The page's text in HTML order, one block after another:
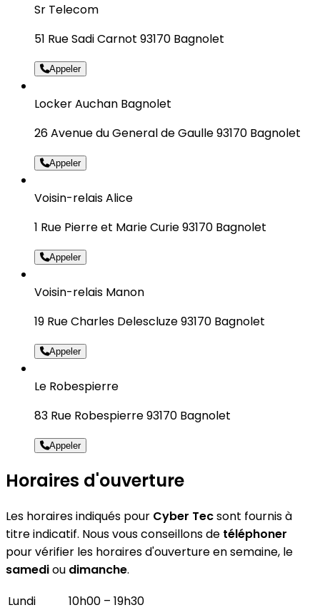
Sr Telecom
51 Rue Sadi Carnot 93170 Bagnolet
Appeler
Locker Auchan Bagnolet
26 Avenue du General de Gaulle 93170 Bagnolet
Appeler
Voisin-relais Alice
1 Rue Pierre et Marie Curie 93170 Bagnolet
Appeler
Voisin-relais Manon
19 Rue Charles Delescluze 93170 Bagnolet
Appeler
Le Robespierre
83 Rue Robespierre 93170 Bagnolet
Appeler
Horaires d'ouverture
Les horaires indiqués pour Cyber Tecsont fournis à
titre indicatif. Nous vous conseillons de téléphoner
pour vérifier les horaires d'ouverture en semaine, le
samediou dimanche.
Lundi
10h00 – 19h30